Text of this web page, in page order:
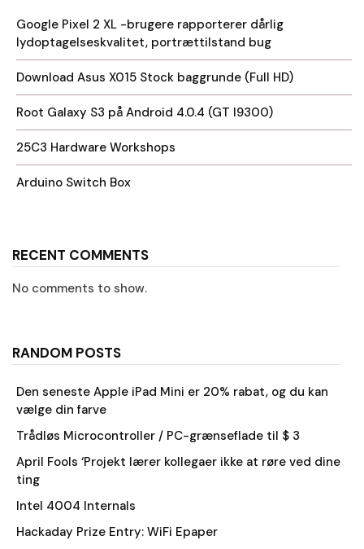
Google Pixel 2 XL -brugere rapporterer dårlig
lydoptagelseskvalitet, portrættilstand bug
Download Asus X015 Stock baggrunde (Full HD)
Root Galaxy S3 på Android 4.0.4 (GT I9300)
25C3 Hardware Workshops
Arduino Switch Box
RECENT COMMENTS
No comments to show.
RANDOM POSTS
Den seneste Apple iPad Mini er 20% rabat, og du kan
vælge din farve
Trådløs Microcontroller / PC-grænseflade til $ 3
April Fools ‘Projekt lærer kollegaer ikke at røre ved dine
ting
Intel 4004 Internals
Hackaday Prize Entry: WiFi Epaper